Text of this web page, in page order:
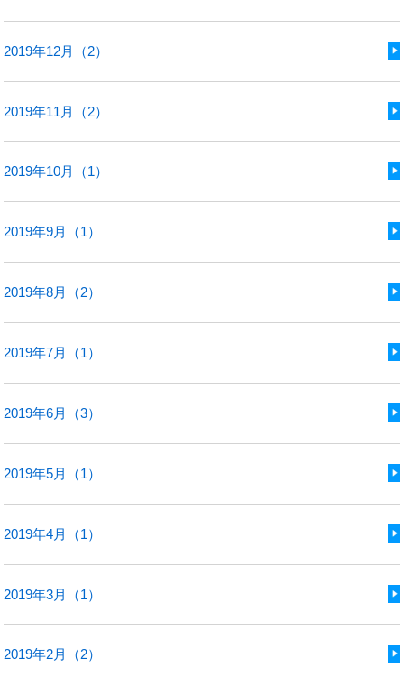
2019年12月（2）
2019年11月（2）
2019年10月（1）
2019年9月（1）
2019年8月（2）
2019年7月（1）
2019年6月（3）
2019年5月（1）
2019年4月（1）
2019年3月（1）
2019年2月（2）